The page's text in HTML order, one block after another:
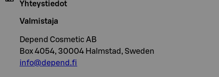
Yhteystiedot
Valmistaja
Depend Cosmetic AB
Box 4054, 30004 Halmstad, Sweden
info@depend.fi